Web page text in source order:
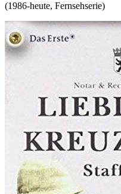
(1986-heute, Fernsehserie)